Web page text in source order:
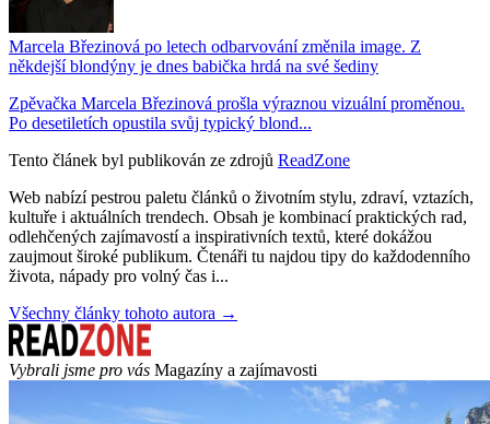
Marcela Březinová po letech odbarvování změnila image. Z
někdejší blondýny je dnes babička hrdá na své šediny
Zpěvačka Marcela Březinová prošla výraznou vizuální proměnou.
Po desetiletích opustila svůj typický blond...
Tento článek byl publikován ze zdrojů ReadZone
Web nabízí pestrou paletu článků o životním stylu, zdraví, vztazích,
kultuře i aktuálních trendech. Obsah je kombinací praktických rad,
odlehčených zajímavostí a inspirativních textů, které dokážou
zaujmout široké publikum. Čtenáři tu najdou tipy do každodenního
života, nápady pro volný čas i...
Všechny články tohoto autora →
Vybrali jsme pro vás Magazíny a zajímavosti